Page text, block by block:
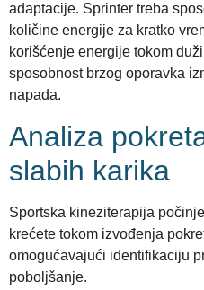
adaptacije. Sprinter treba
količine energije za kratko
korišćenje energije tokom
sposobnost brzog oporavka
napada.
Analiza
slabih karika
Sportska kineziterapija
krećete tokom izvođenja
omogućavajući identifikaciju
poboljšanje.